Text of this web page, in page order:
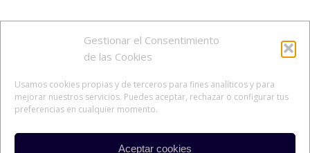
Gestionar el Consentimiento
de las Cookies
Usamos cookies propias y de terceros para fines analíticos y para
mejorar nuestros servicios. Puedes aceptar, rechazar o configurar tus
preferencias en cualquier momento.
Aceptar cookies